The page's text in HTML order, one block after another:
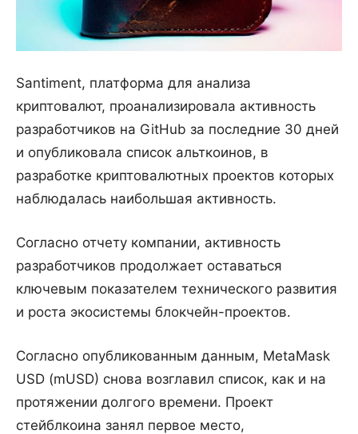
Santiment, платформа для анализа
криптовалют, проанализировала активность
разработчиков на GitHub за последние 30 дней
и опубликовала список альткоинов, в
разработке криптовалютных проектов которых
наблюдалась наибольшая активность.
Согласно отчету компании, активность
разработчиков продолжает оставаться
ключевым показателем технического развития
и роста экосистемы блокчейн-проектов.
Согласно опубликованным данным, MetaMask
USD (mUSD) снова возглавил список, как и на
протяжении долгого времени. Проект
стейблкоина занял первое место,